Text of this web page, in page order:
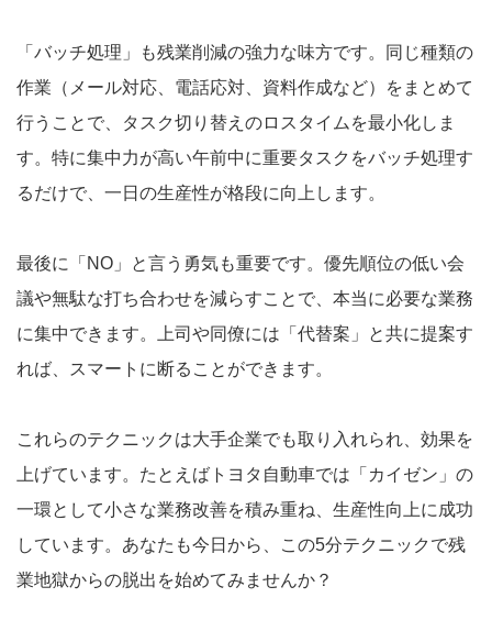
「バッチ処理」も残業削減の強力な味方です。同じ種類の
作業（メール対応、電話応対、資料作成など）をまとめて
行うことで、タスク切り替えのロスタイムを最小化しま
す。特に集中力が高い午前中に重要タスクをバッチ処理す
るだけで、一日の生産性が格段に向上します。
最後に「NO」と言う勇気も重要です。優先順位の低い会
議や無駄な打ち合わせを減らすことで、本当に必要な業務
に集中できます。上司や同僚には「代替案」と共に提案す
れば、スマートに断ることができます。
これらのテクニックは大手企業でも取り入れられ、効果を
上げています。たとえばトヨタ自動車では「カイゼン」の
一環として小さな業務改善を積み重ね、生産性向上に成功
しています。あなたも今日から、この5分テクニックで残
業地獄からの脱出を始めてみませんか？